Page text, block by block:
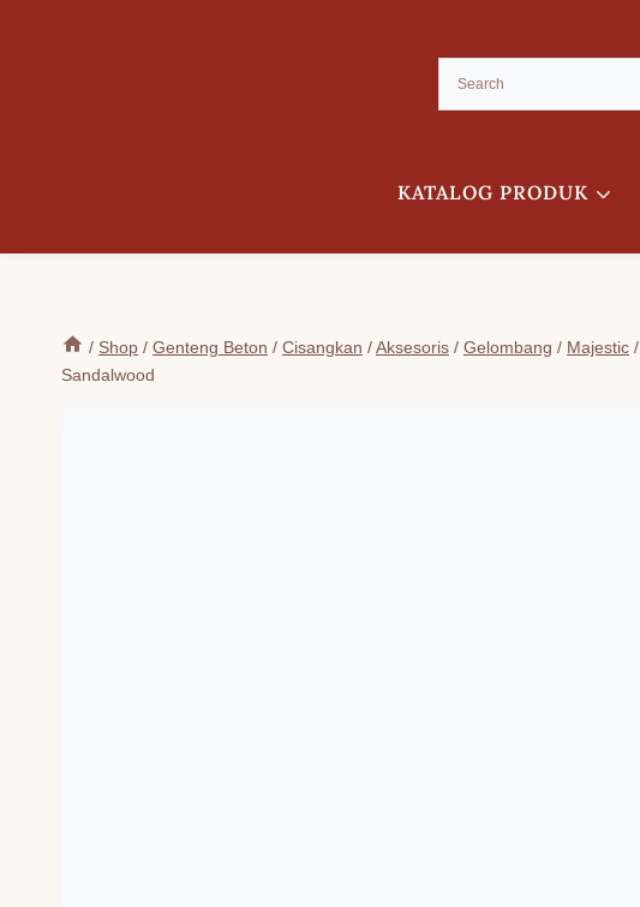
KATALOG PRODUK
/ Shop / Genteng Beton / Cisangkan /Aksesoris / Gelombang / Majestic /
Sandalwood